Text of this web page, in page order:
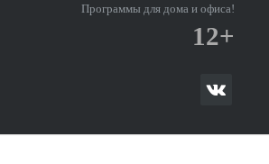
Программы для дома и офиса!
12+